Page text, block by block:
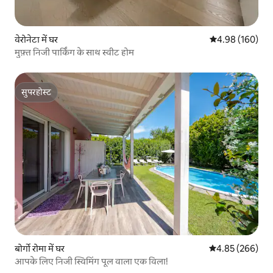
वेरोनेटा में घर औसत रेटिंग 5 में से
4.98 (160)
मुफ़्त निजी पार्किंग के साथ स्वीट होम
सुपरहोस्ट
सुपरहोस्ट
बोर्गो रोमा में घर औसत रेटिंग 5 में से
4.85 (266)
आपके लिए निजी स्विमिंग पूल वाला एक विला!